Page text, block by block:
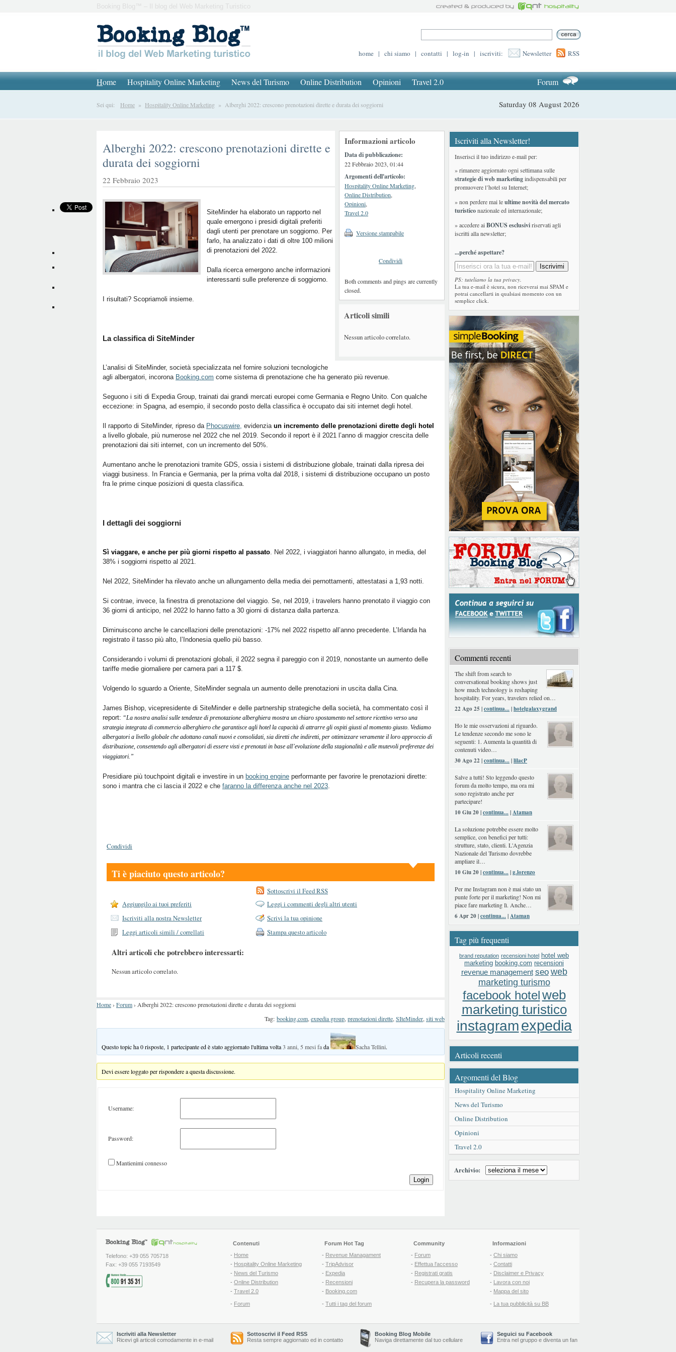
Booking Blog™ – Il blog del Web Marketing Turistico
home | chi siamo | contatti | log-in | iscriviti: Newsletter RSS
Home Hospitality Online Marketing News del Turismo Online Distribution Opinioni Travel 2.0 Forum
Sei qui: Home » Hospitality Online Marketing » Alberghi 2022: crescono prenotazioni dirette e durata dei soggiorni Saturday 08 August 2026
Informazioni articolo
Data di pubblicazione:
22 Febbraio 2023, 01:44
Argomenti dell'articolo:
Hospitality Online Marketing,
Online Distribution,
Opinioni,
Travel 2.0
Versione stampabile
Condividi
Both comments and pings are currently
closed.
Articoli simili
Nessun articolo correlato.
Alberghi 2022: crescono prenotazioni dirette e
durata dei soggiorni
22 Febbraio 2023
SiteMinder ha elaborato un rapporto nel
quale emergono i presidi digitali preferiti
dagli utenti per prenotare un soggiorno. Per
farlo, ha analizzato i dati di oltre 100 milioni
di prenotazioni del 2022.
Dalla ricerca emergono anche informazioni
interessanti sulle preferenze di soggiorno.
I risultati? Scopriamoli insieme.
La classifica di SiteMinder
L’analisi di SiteMinder, società specializzata nel fornire soluzioni tecnologiche
agli albergatori, incorona Booking.com come sistema di prenotazione che ha generato più revenue.
Seguono i siti di Expedia Group, trainati dai grandi mercati europei come Germania e Regno Unito. Con qualche
eccezione: in Spagna, ad esempio, il secondo posto della classifica è occupato dai siti internet degli hotel.
Il rapporto di SiteMinder, ripreso da Phocuswire, evidenzia un incremento delle prenotazioni dirette degli hotel
a livello globale, più numerose nel 2022 che nel 2019. Secondo il report è il 2021 l’anno di maggior crescita delle
prenotazioni dai siti internet, con un incremento del 50%.
Aumentano anche le prenotazioni tramite GDS, ossia i sistemi di distribuzione globale, trainati dalla ripresa dei
viaggi business. In Francia e Germania, per la prima volta dal 2018, i sistemi di distribuzione occupano un posto
fra le prime cinque posizioni di questa classifica.
I dettagli dei soggiorni
Sì viaggare, e anche per più giorni rispetto al passato. Nel 2022, i viaggiatori hanno allungato, in media, del
38% i soggiorni rispetto al 2021.
Nel 2022, SiteMinder ha rilevato anche un allungamento della media dei pernottamenti, attestatasi a 1,93 notti.
Si contrae, invece, la finestra di prenotazione del viaggio. Se, nel 2019, i travelers hanno prenotato il viaggio con
36 giorni di anticipo, nel 2022 lo hanno fatto a 30 giorni di distanza dalla partenza.
Diminuiscono anche le cancellazioni delle prenotazioni: -17% nel 2022 rispetto all’anno precedente. L’Irlanda ha
registrato il tasso più alto, l’Indonesia quello più basso.
Considerando i volumi di prenotazioni globali, il 2022 segna il pareggio con il 2019, nonostante un aumento delle
tariffe medie giornaliere per camera pari a 117 $.
Volgendo lo sguardo a Oriente, SiteMinder segnala un aumento delle prenotazioni in uscita dalla Cina.
James Bishop, vicepresidente di SiteMinder e delle partnership strategiche della società, ha commentato così il
report: “La nostra analisi sulle tendenze di prenotazione alberghiera mostra un chiaro spostamento nel settore ricettivo verso una
strategia integrata di commercio alberghiero che garantisce agli hotel la capacità di attrarre gli ospiti giusti al momento giusto. Vediamo
albergatori a livello globale che adottano canali nuovi e consolidati, sia diretti che indiretti, per ottimizzare veramente il loro approccio di
distribuzione, consentendo agli albergatori di essere visti e prenotati in base all’evoluzione della stagionalità e alle mutevoli preferenze dei
viaggiatori.”
Presidiare più touchpoint digitali e investire in un booking engine performante per favorire le prenotazioni dirette:
sono i mantra che ci lascia il 2022 e che faranno la differenza anche nel 2023.
Condividi
Ti è piaciuto questo articolo?
Sottoscrivi il Feed RSS
Aggiungilo ai tuoi preferiti
Leggi i commenti degli altri utenti
Iscriviti alla nostra Newsletter
Scrivi la tua opinione
Leggi articoli simili / correllati
Stampa questo articolo
Altri articoli che potrebbero interessarti:
Nessun articolo correlato.
Home› Forum› Alberghi 2022: crescono prenotazioni dirette e durata dei soggiorni
Tag: booking.com, expedia group, prenotazioni dirette, SIteMinder, siti web
Questo topic ha 0 risposte, 1 partecipante ed è stato aggiornato l'ultima volta3 anni, 5 mesi fada Sacha Tellini.
Devi essere loggato per rispondere a questa discussione.
Username:
Password:
Mantienimi connesso
Login
Iscriviti alla Newsletter!
Inserisci il tuo indirizzo e-mail per:
» rimanere aggiornato ogni settimana sulle
strategie di web marketingindispensabili per
promuovere l’hotel su Internet;
» non perdere mai leultime novità del mercato
turisticonazionale ed internazionale;
» accedere aiBONUS esclusiviriservati agli
iscritti alla newsletter;
...perché aspettare?
PS: tuteliamo la tua privacy.
La tua e-mail è sicura, non riceverai mai SPAM e
potrai cancellarti in qualsiasi momento con un
semplice click.
Commenti recenti
The shift from search to
conversational booking shows just
how much technology is reshaping
hospitality. For years, travelers relied on…
22 Ago 25 |continua...|hotelgalaxygrand
Ho le mie osservazioni al riguardo.
Le tendenze secondo me sono le
seguenti: 1. Aumenta la quantità di
contenuti video…
30 Ago 22 |continua...|lilacP
Salve a tutti! Sto leggendo questo
forum da molto tempo, ma ora mi
sono registrato anche per
partecipare!
10 Giu 20 |continua...|Ataman
La soluzione potrebbe essere molto
semplice, con benefici per tutti:
strutture, stato, clienti. L'Agenzia
Nazionale del Turismo dovrebbe
ampliare il…
10 Giu 20 |continua...|g.lorenzo
Per me Instagram non è mai stato un
punte forte per il marketing! Non mi
piace fare marketing lì. Anche…
6 Apr 20 |continua...|Ataman
Tag più frequenti
brand reputation recensioni hotel hotel web
marketing booking.com recensioni
revenue management seo web
marketing turismo
facebook hotelweb
marketing turistico
instagramexpedia
Articoli recenti
Argomenti del Blog
Hospitality Online Marketing
News del Turismo
Online Distribution
Opinioni
Travel 2.0
Archivio:
Telefono: +39 055 705718
Fax: +39 055 7193549
Contenuti
- Home
- Hospitality Online Marketing
- News del Turismo
- Online Distribution
- Travel 2.0
- Forum
Forum Hot Tag
- Revenue Managament
- TripAdvisor
- Expedia
- Recensioni
- Booking.com
- Tutti i tag del forum
Community
- Forum
- Effettua l'accesso
- Registrati gratis
- Recupera la password
Informazioni
- Chi siamo
- Contatti
- Disclaimer e Privacy
- Lavora con noi
- Mappa del sito
- La tua pubblicità su BB
Iscriviti alla Newsletter
Ricevi gli articoli comodamente in e-mail
Sottoscrivi il Feed RSS
Resta sempre aggiornato ed in contatto
Booking Blog Mobile
Naviga direttamente dal tuo cellulare
Seguici su Facebook
Entra nel gruppo e diventa un fan